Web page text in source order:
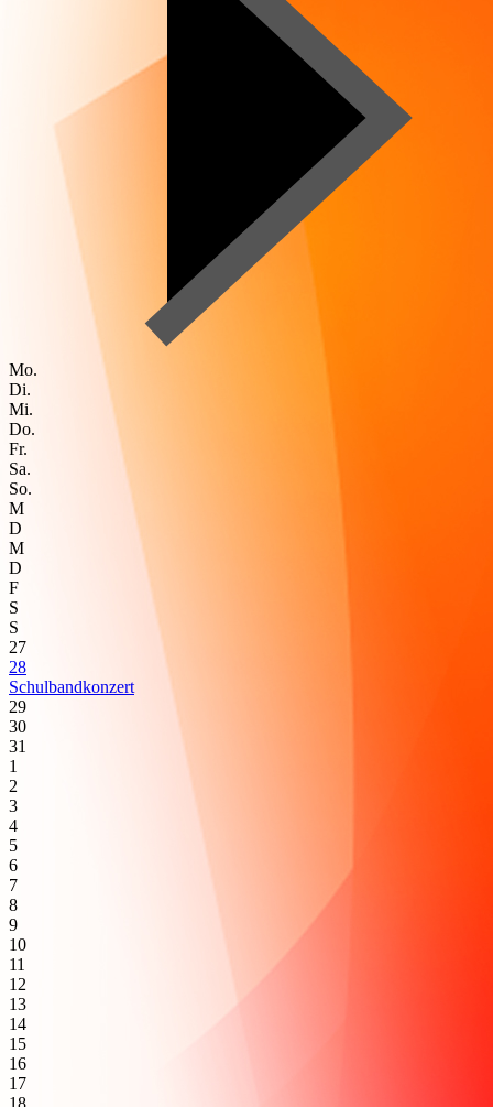
Mo.
Di.
Mi.
Do.
Fr.
Sa.
So.
M
D
M
D
F
S
S
27
28
Schulbandkonzert
29
30
31
1
2
3
4
5
6
7
8
9
10
11
12
13
14
15
16
17